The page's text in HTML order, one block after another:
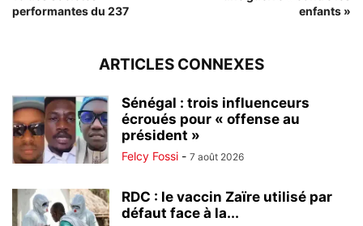
performantes du 237
enfants »
ARTICLES CONNEXES
Sénégal : trois influenceurs
écroués pour « offense au
président »
Felcy Fossi - 7 août 2026
RDC : le vaccin Zaïre utilisé par
défaut face à la...